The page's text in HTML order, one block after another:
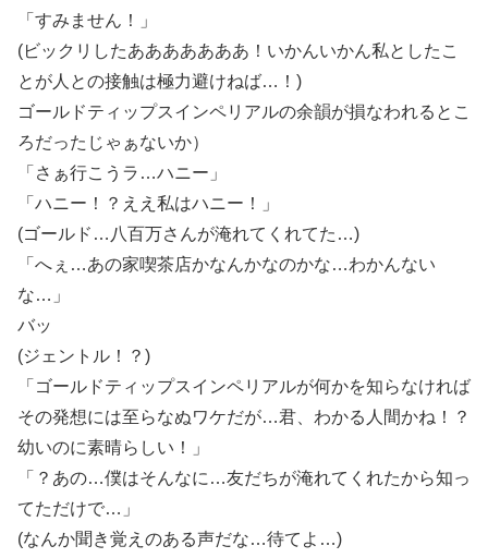
「すみません！」
(ビックリしたあああああああ！いかんいかん私としたこ
とが人との接触は極力避けねば…！)
ゴールドティップスインペリアルの余韻が損なわれるとこ
ろだったじゃぁないか）
「さぁ行こうラ…ハニー」
「ハニー！？ええ私はハニー！」
(ゴールド…八百万さんが淹れてくれてた…)
「へぇ…あの家喫茶店かなんかなのかな…わかんない
な…」
バッ
(ジェントル！？)
「ゴールドティップスインペリアルが何かを知らなければ
その発想には至らなぬワケだが…君、わかる人間かね！？
幼いのに素晴らしい！」
「？あの…僕はそんなに…友だちが淹れてくれたから知っ
てただけで…」
(なんか聞き覚えのある声だな…待てよ…)